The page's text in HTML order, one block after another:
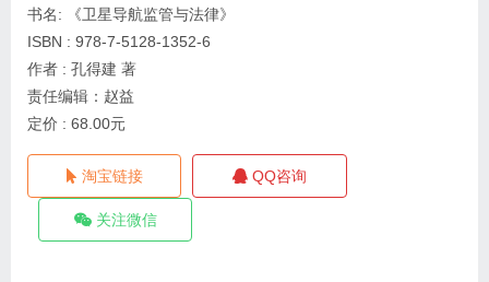
书名: 《卫星导航监管与法律》
ISBN : 978-7-5128-1352-6
作者 : 孔得建 著
责任编辑：赵益
定价 : 68.00元
淘宝链接 QQ咨询
关注微信